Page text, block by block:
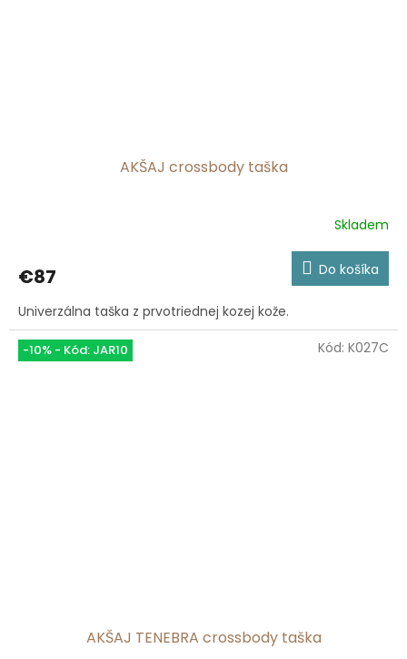
AKŠAJ crossbody taška
je
z
5
hviezdičiek.
Skladem
€87 Do košíka
Univerzálna taška z prvotriednej kozej kože.
-10% - Kód: JAR10
AKŠAJ TENEBRA crossbody taška
Kód: K027C